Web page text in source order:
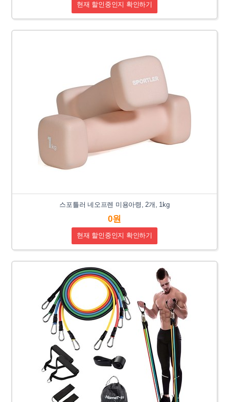
현재 할인중인지 확인하기
스포틀러 네오프렌 미용아령, 2개, 1kg
0원
현재 할인중인지 확인하기